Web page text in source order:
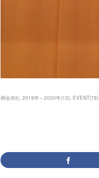
例会(63) 2019年～2020年(12) EVENT(78)